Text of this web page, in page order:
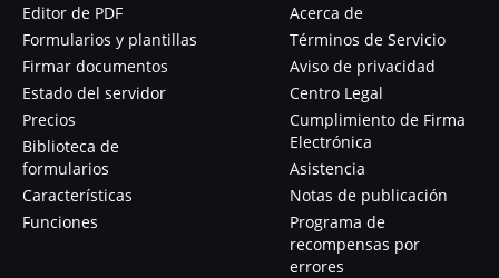
Editor de PDF
Formularios y plantillas
Firmar documentos
Estado del servidor
Precios
Biblioteca de
formularios
Características
Funciones
Acerca de
Términos de Servicio
Aviso de privacidad
Centro Legal
Cumplimiento de Firma
Electrónica
Asistencia
Notas de publicación
Programa de
recompensas por
errores